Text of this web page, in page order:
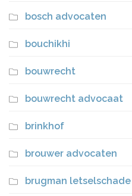
bosch advocaten
bouchikhi
bouwrecht
bouwrecht advocaat
brinkhof
brouwer advocaten
brugman letselschade